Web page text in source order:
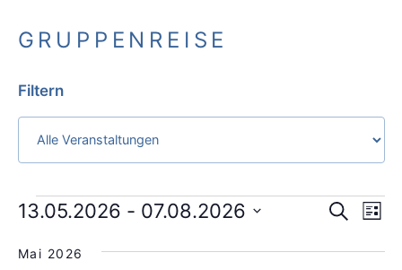
GRUPPENREISE
Filtern
UND
SucheListe
13.05.2026 - 07.08.2026
Mai 2026